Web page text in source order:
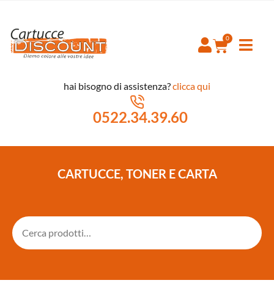
hai bisogno di assistenza?clicca qui
0522.34.39.60
CARTUCCE, TONER E CARTA